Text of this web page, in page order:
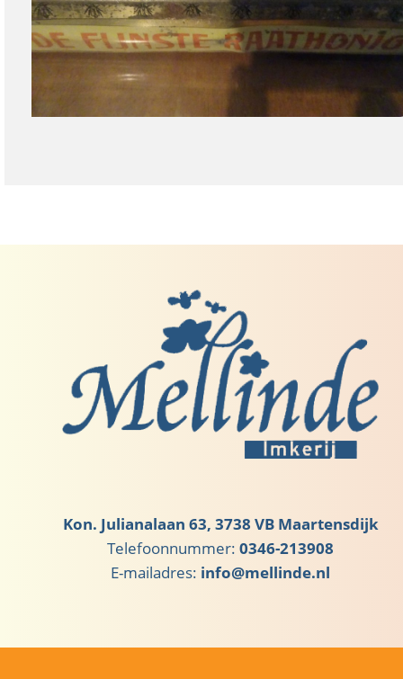
Kon. Julianalaan 63, 3738 VB Maartensdijk
Telefoonnummer: 0346-213908
E-mailadres: info@mellinde.nl